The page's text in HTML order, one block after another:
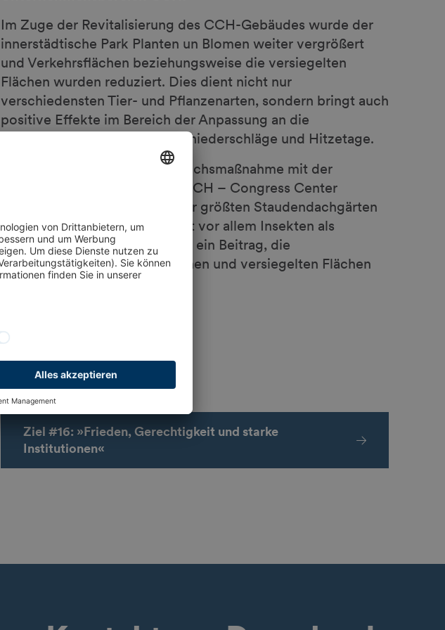
Im Zuge der Revitalisierung des CCH-Gebäudes wurde der
innerstädtische Park Planten un Blomen weiter vergrößert
und Verkehrsflächen beziehungsweise die versiegelten
Flächen wurden reduziert. Dies dient nicht nur
verschiedensten Tier- und Pflanzenarten, sondern bringt auch
positive Effekte im Bereich der Anpassung an die
zunehmende Anzahl der Starkniederschläge und Hitzetage.
Bereits 2007 wurde als Ausgleichsmaßnahme mit der
Konstruktion der Halle H am CCH – Congress Center
Hamburg auf selbiger einer der größten Staudendachgärten
Europas angelegt. Dieser dient vor allem Insekten als
Lebensraum und war ebenfalls ein Beitrag, die
innerstädtischen Verkehrsflächen und versiegelten Flächen
zu reduzieren.
Ziel #16: »Frieden, Gerechtigkeit und starke
Institutionen«